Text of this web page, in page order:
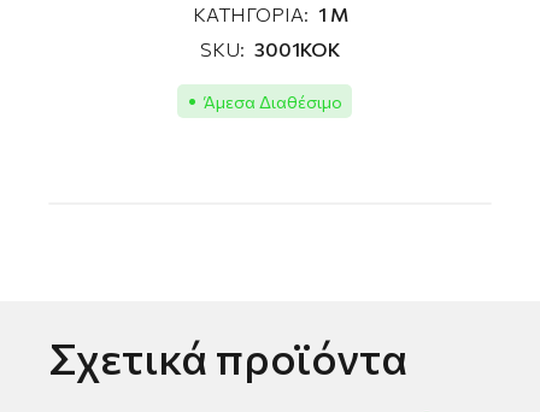
ΚΑΤΗΓΟΡΙΑ: 1 M
SKU: 3001ΚΟΚ
Άμεσα Διαθέσιμο
Σχετικά προϊόντα